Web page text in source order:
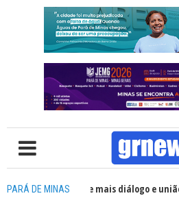
PARÁ DE MINAS
precisa de mais diálogo e união para